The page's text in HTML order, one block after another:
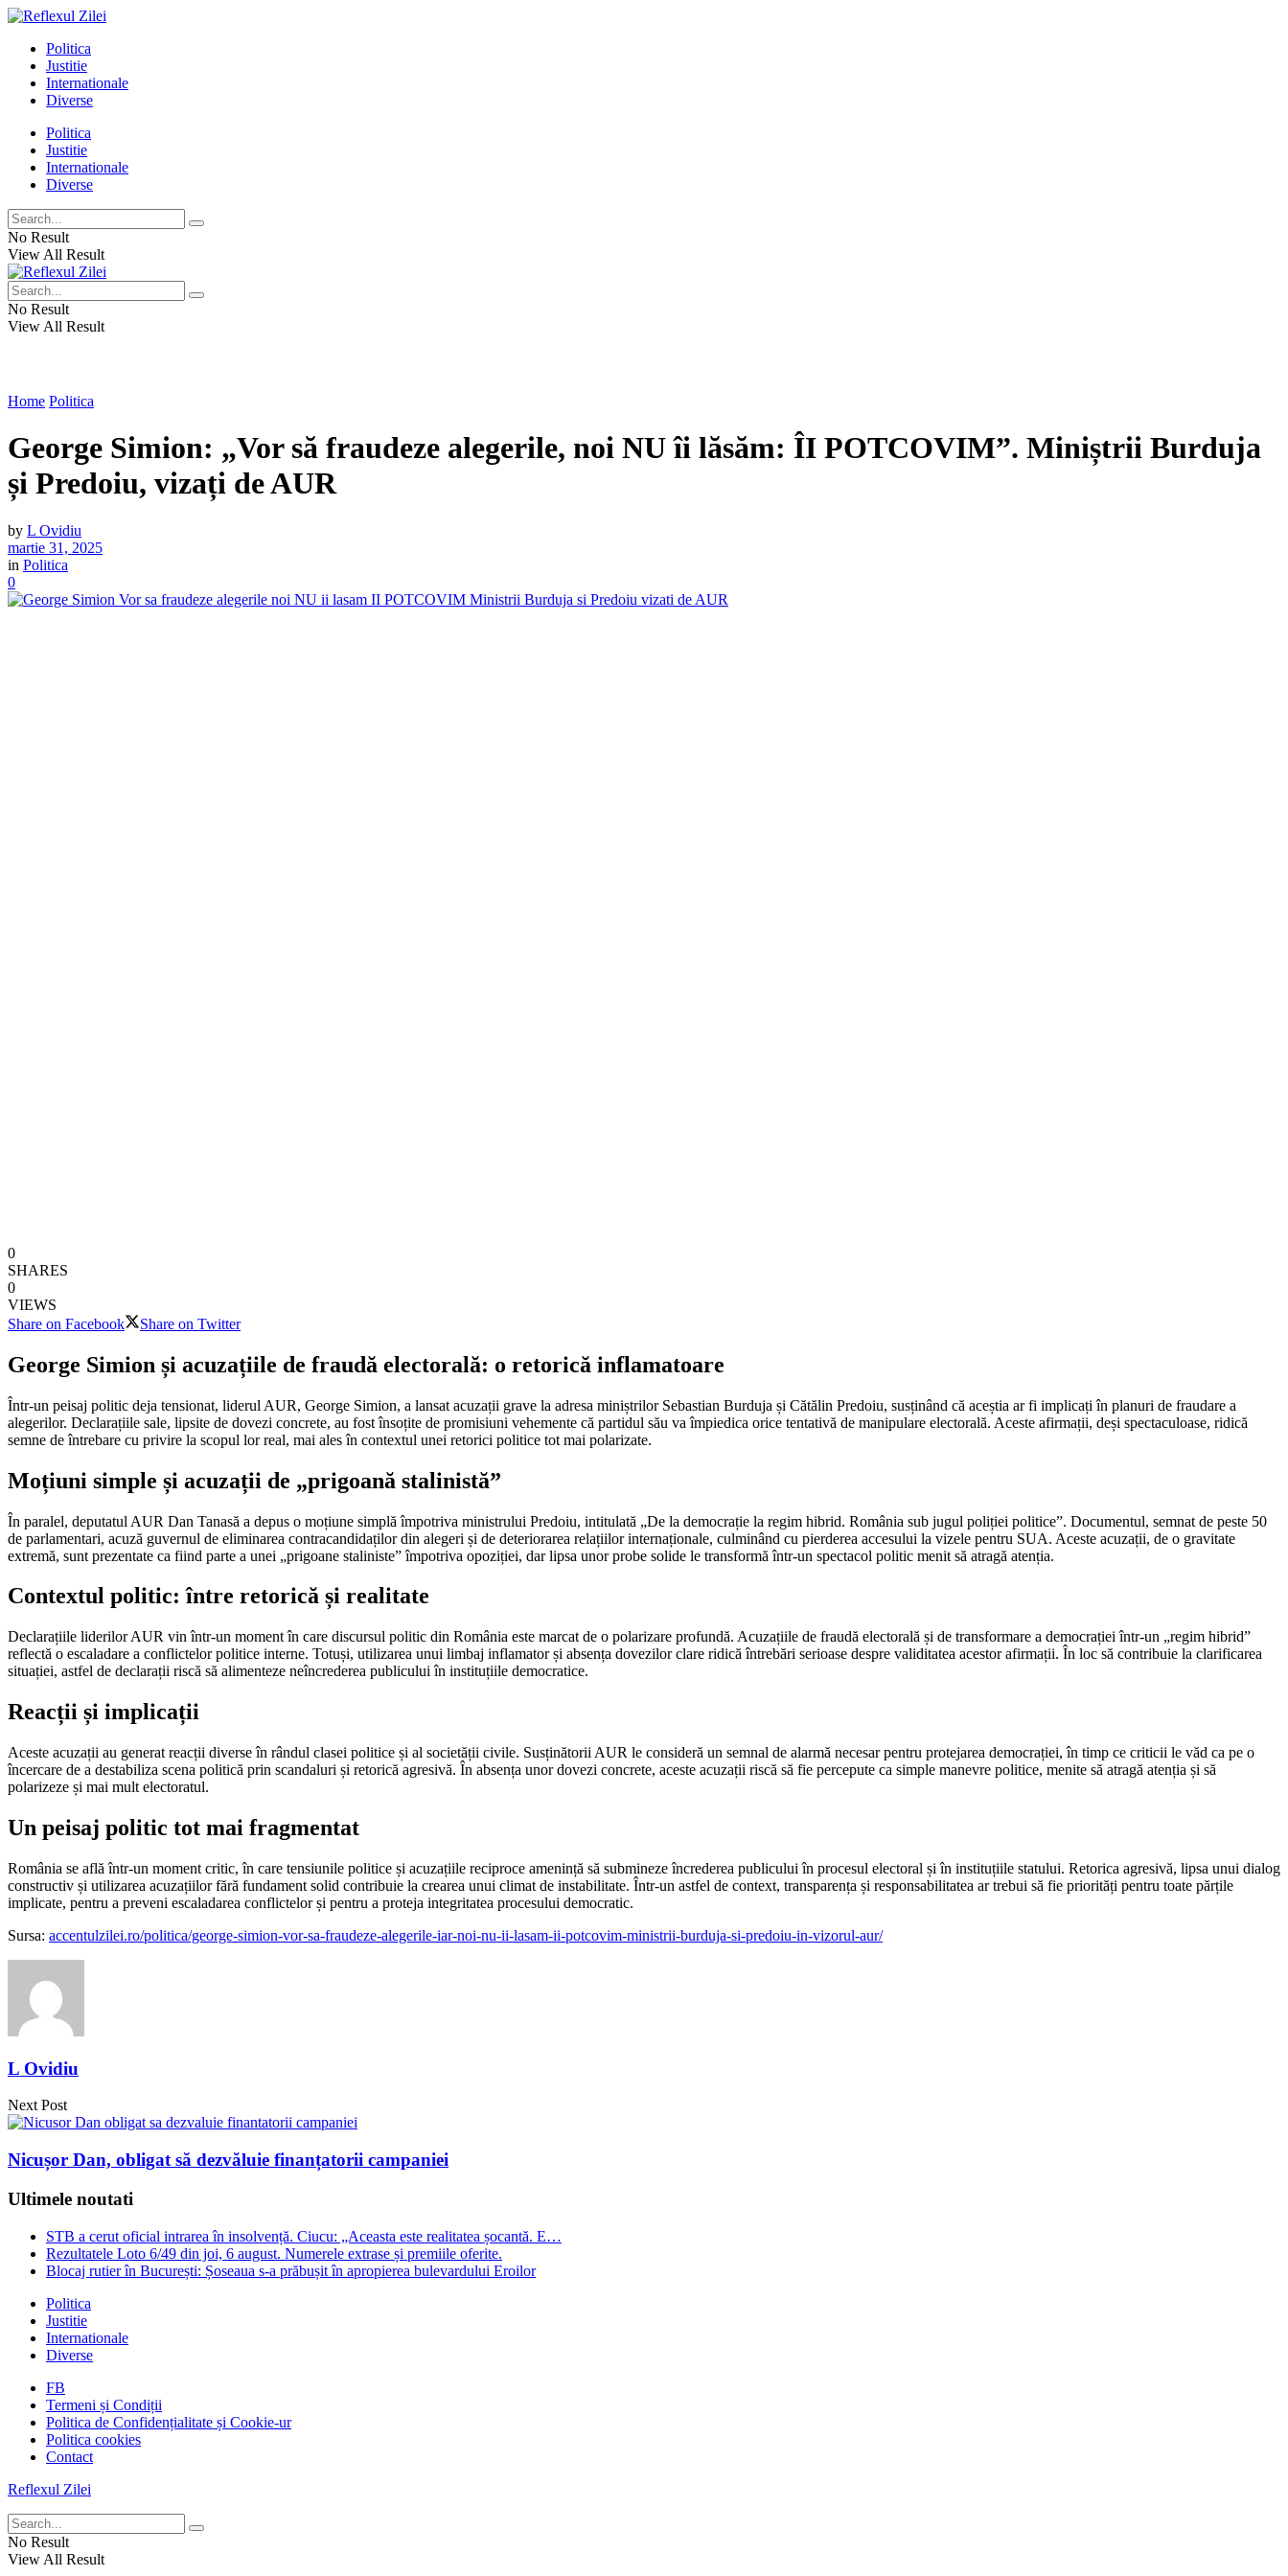
Politica
Justitie
Internationale
Diverse
Politica
Justitie
Internationale
Diverse
No Result
View All Result
No Result
View All Result
Home Politica
George Simion: „Vor să fraudeze alegerile, noi NU îi lăsăm: ÎI POTCOVIM”. Miniștrii Burduja
și Predoiu, vizați de AUR
by L Ovidiu
martie 31, 2025
in Politica
0
0
SHARES
0
VIEWS
Share on Facebook
Share on Twitter
George Simion și acuzațiile de fraudă electorală: o retorică inflamatoare
Într-un peisaj politic deja tensionat, liderul AUR, George Simion, a lansat acuzații grave la adresa miniștrilor Sebastian Burduja și Cătălin Predoiu, susținând că aceștia ar fi implicați în planuri de fraudare a
alegerilor. Declarațiile sale, lipsite de dovezi concrete, au fost însoțite de promisiuni vehemente că partidul său va împiedica orice tentativă de manipulare electorală. Aceste afirmații, deși spectaculoase, ridică
semne de întrebare cu privire la scopul lor real, mai ales în contextul unei retorici politice tot mai polarizate.
Moțiuni simple și acuzații de „prigoană stalinistă”
În paralel, deputatul AUR Dan Tanasă a depus o moțiune simplă împotriva ministrului Predoiu, intitulată „De la democrație la regim hibrid. România sub jugul poliției politice”. Documentul, semnat de peste 50
de parlamentari, acuză guvernul de eliminarea contracandidaților din alegeri și de deteriorarea relațiilor internaționale, culminând cu pierderea accesului la vizele pentru SUA. Aceste acuzații, de o gravitate
extremă, sunt prezentate ca fiind parte a unei „prigoane staliniste” împotriva opoziției, dar lipsa unor probe solide le transformă într-un spectacol politic menit să atragă atenția.
Contextul politic: între retorică și realitate
Declarațiile liderilor AUR vin într-un moment în care discursul politic din România este marcat de o polarizare profundă. Acuzațiile de fraudă electorală și de transformare a democrației într-un „regim hibrid”
reflectă o escaladare a conflictelor politice interne. Totuși, utilizarea unui limbaj inflamator și absența dovezilor clare ridică întrebări serioase despre validitatea acestor afirmații. În loc să contribuie la clarificarea
situației, astfel de declarații riscă să alimenteze neîncrederea publicului în instituțiile democratice.
Reacții și implicații
Aceste acuzații au generat reacții diverse în rândul clasei politice și al societății civile. Susținătorii AUR le consideră un semnal de alarmă necesar pentru protejarea democrației, în timp ce criticii le văd ca pe o
încercare de a destabiliza scena politică prin scandaluri și retorică agresivă. În absența unor dovezi concrete, aceste acuzații riscă să fie percepute ca simple manevre politice, menite să atragă atenția și să
polarizeze și mai mult electoratul.
Un peisaj politic tot mai fragmentat
România se află într-un moment critic, în care tensiunile politice și acuzațiile reciproce amenință să submineze încrederea publicului în procesul electoral și în instituțiile statului. Retorica agresivă, lipsa unui dialog
constructiv și utilizarea acuzațiilor fără fundament solid contribuie la crearea unui climat de instabilitate. Într-un astfel de context, transparența și responsabilitatea ar trebui să fie priorități pentru toate părțile
implicate, pentru a preveni escaladarea conflictelor și pentru a proteja integritatea procesului democratic.
Sursa: accentulzilei.ro/politica/george-simion-vor-sa-fraudeze-alegerile-iar-noi-nu-ii-lasam-ii-potcovim-ministrii-burduja-si-predoiu-in-vizorul-aur/
L Ovidiu
Next Post
Nicușor Dan, obligat să dezvăluie finanțatorii campaniei
Ultimele noutati
STB a cerut oficial intrarea în insolvență. Ciucu: „Aceasta este realitatea șocantă. E…
Rezultatele Loto 6/49 din joi, 6 august. Numerele extrase și premiile oferite.
Blocaj rutier în București: Șoseaua s-a prăbușit în apropierea bulevardului Eroilor
Politica
Justitie
Internationale
Diverse
FB
Termeni și Condiții
Politica de Confidențialitate și Cookie-ur
Politica cookies
Contact
Reflexul Zilei
No Result
View All Result